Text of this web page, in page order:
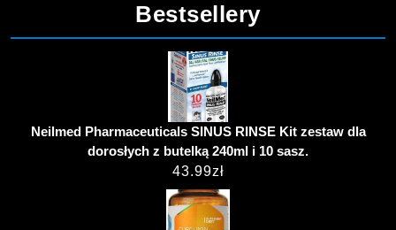
Bestsellery
Neilmed Pharmaceuticals SINUS RINSE Kit zestaw dla
dorosłych z butelką 240ml i 10 sasz.
43.99zł